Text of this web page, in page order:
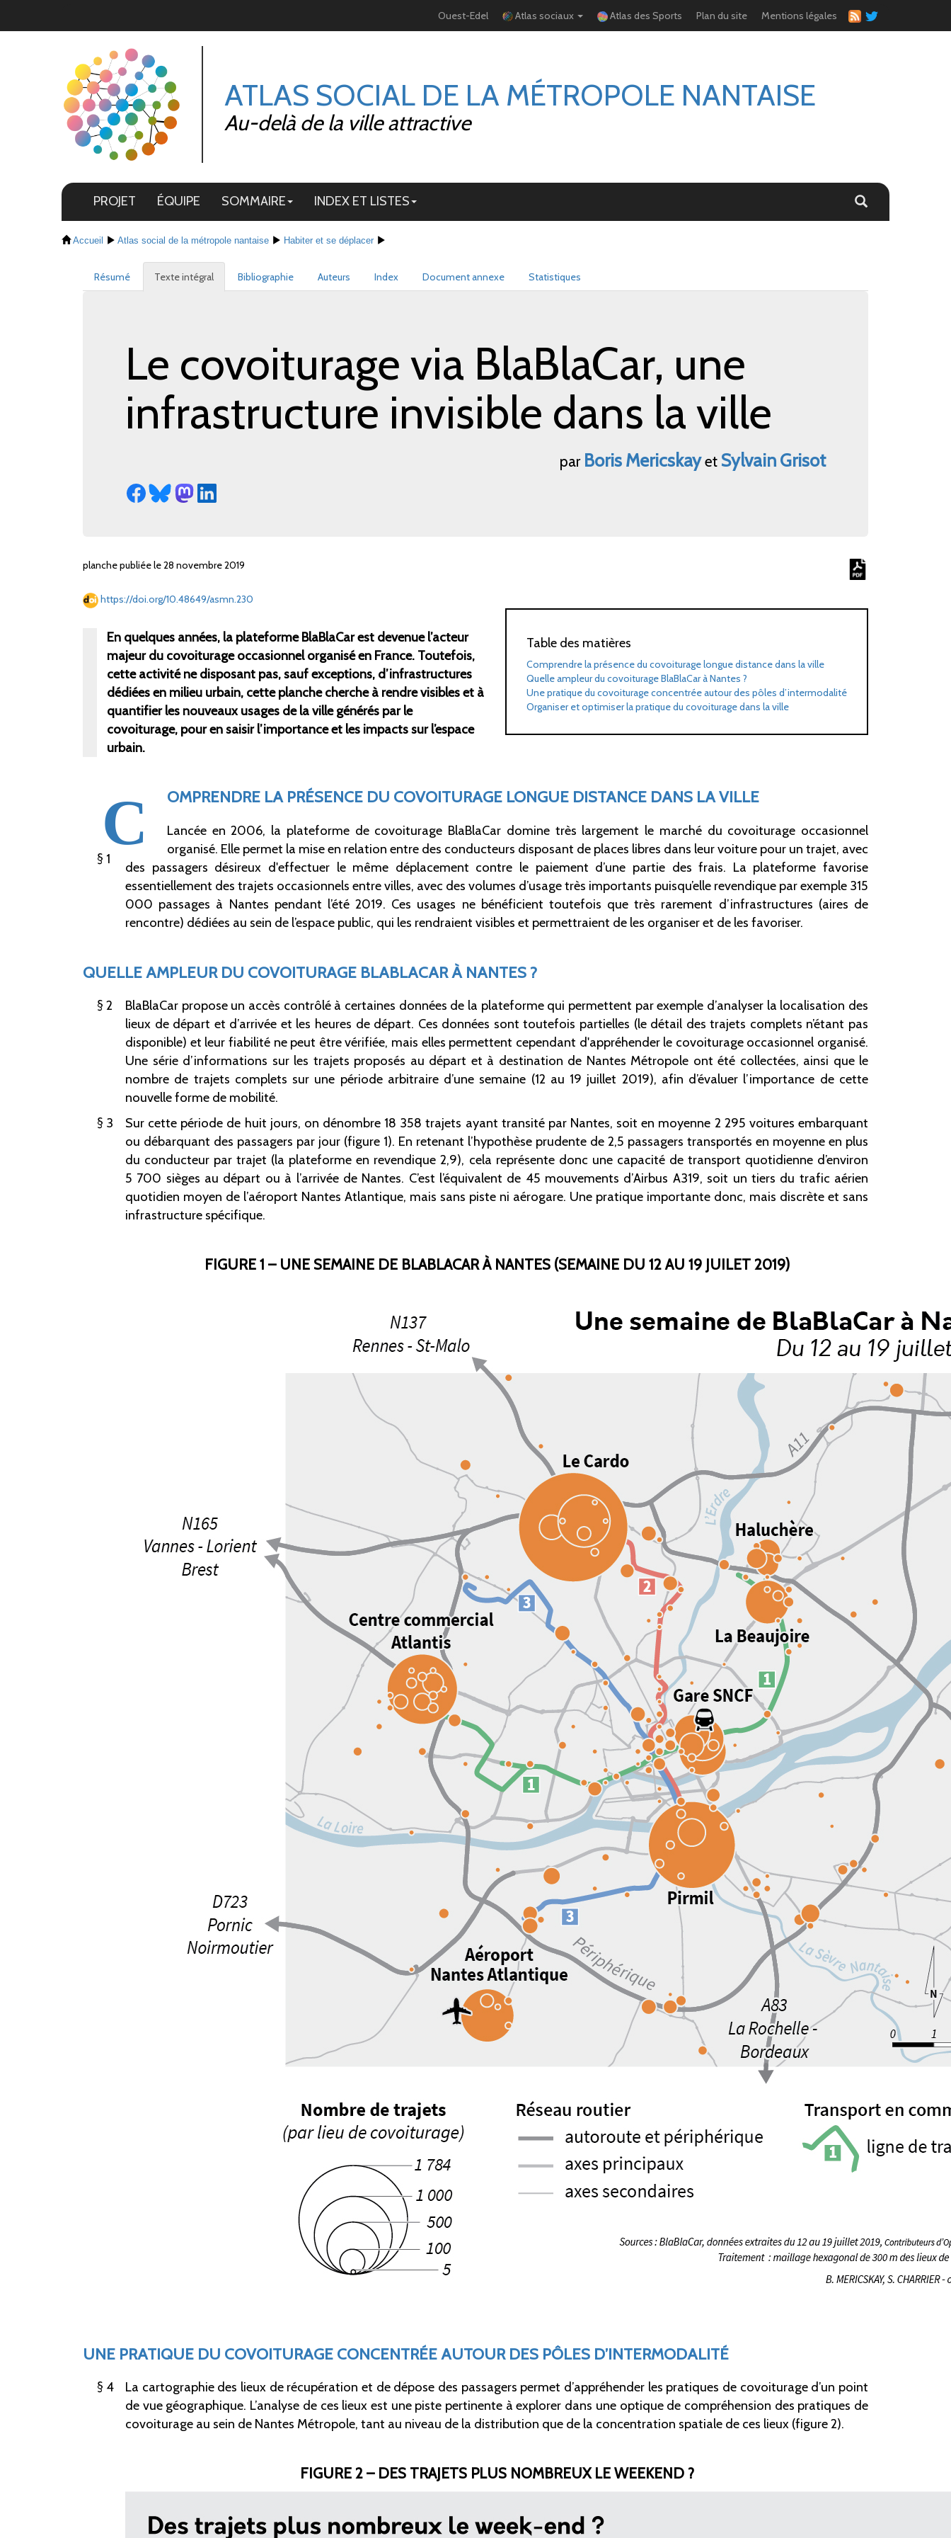
Ouest-Edel Atlas sociaux Atlas des Sports Plan du site Mentions légales
ATLAS SOCIAL DE LA MÉTROPOLE NANTAISE
Au-delà de la ville attractive
PROJET ÉQUIPE SOMMAIRE INDEX ET LISTES
Accueil Atlas social de la métropole nantaise Habiter et se déplacer
Résumé Texte intégral Bibliographie Auteurs Index Document annexe Statistiques
Le covoiturage via BlaBlaCar, une
infrastructure invisible dans la ville
par Boris Mericskayet Sylvain Grisot
planche publiée le 28 novembre 2019
https://doi.org/10.48649/asmn.230
Table des matières
Comprendre la présence du covoiturage longue distance dans la ville
Quelle ampleur du covoiturage BlaBlaCar à Nantes ?
Une pratique du covoiturage concentrée autour des pôles d’intermodalité
Organiser et optimiser la pratique du covoiturage dans la ville
En quelques années, la plateforme BlaBlaCar est devenue l’acteur
majeur du covoiturage occasionnel organisé en France. Toutefois,
cette activité ne disposant pas, sauf exceptions, d’infrastructures
dédiées en milieu urbain, cette planche cherche à rendre visibles et à
quantifier les nouveaux usages de la ville générés par le
covoiturage, pour en saisir l’importance et les impacts sur l’espace
urbain.
C OMPRENDRE LA PRÉSENCE DU COVOITURAGE LONGUE DISTANCE DANS LA VILLE
1
Lancée en 2006, la plateforme de covoiturage BlaBlaCar domine très largement le marché du covoiturage occasionnel
organisé. Elle permet la mise en relation entre des conducteurs disposant de places libres dans leur voiture pour un trajet, avec
des passagers désireux d'effectuer le même déplacement contre le paiement d’une partie des frais. La plateforme favorise
essentiellement des trajets occasionnels entre villes, avec des volumes d’usage très importants puisqu’elle revendique par exemple 315
000 passages à Nantes pendant l’été 2019. Ces usages ne bénéficient toutefois que très rarement d’infrastructures (aires de
rencontre) dédiées au sein de l’espace public, qui les rendraient visibles et permettraient de les organiser et de les favoriser.
QUELLE AMPLEUR DU COVOITURAGE BLABLACAR À NANTES ?
2
BlaBlaCar propose un accès contrôlé à certaines données de la plateforme qui permettent par exemple d’analyser la localisation des
lieux de départ et d’arrivée et les heures de départ. Ces données sont toutefois partielles (le détail des trajets complets n’étant pas
disponible) et leur fiabilité ne peut être vérifiée, mais elles permettent cependant d'appréhender le covoiturage occasionnel organisé.
Une série d’informations sur les trajets proposés au départ et à destination de Nantes Métropole ont été collectées, ainsi que le
nombre de trajets complets sur une période arbitraire d’une semaine (12 au 19 juillet 2019), afin d’évaluer l’importance de cette
nouvelle forme de mobilité.
3
Sur cette période de huit jours, on dénombre 18 358 trajets ayant transité par Nantes, soit en moyenne 2 295 voitures embarquant
ou débarquant des passagers par jour (figure 1). En retenant l’hypothèse prudente de 2,5 passagers transportés en moyenne en plus
du conducteur par trajet (la plateforme en revendique 2,9), cela représente donc une capacité de transport quotidienne d’environ
5 700 sièges au départ ou à l’arrivée de Nantes. C’est l’équivalent de 45 mouvements d’Airbus A319, soit un tiers du trafic aérien
quotidien moyen de l’aéroport Nantes Atlantique, mais sans piste ni aérogare. Une pratique importante donc, mais discrète et sans
infrastructure spécifique.
FIGURE 1 – UNE SEMAINE DE BLABLACAR À NANTES (SEMAINE DU 12 AU 19 JUILET 2019)
UNE PRATIQUE DU COVOITURAGE CONCENTRÉE AUTOUR DES PÔLES D’INTERMODALITÉ
4
La cartographie des lieux de récupération et de dépose des passagers permet d’appréhender les pratiques de covoiturage d’un point
de vue géographique. L’analyse de ces lieux est une piste pertinente à explorer dans une optique de compréhension des pratiques de
covoiturage au sein de Nantes Métropole, tant au niveau de la distribution que de la concentration spatiale de ces lieux (figure 2).
FIGURE 2 – DES TRAJETS PLUS NOMBREUX LE WEEKEND ?